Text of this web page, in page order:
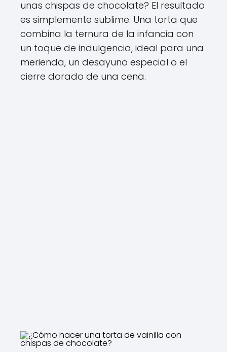
unas chispas de chocolate? El resultado
es simplemente sublime. Una torta que
combina la ternura de la infancia con
un toque de indulgencia, ideal para una
merienda, un desayuno especial o el
cierre dorado de una cena.